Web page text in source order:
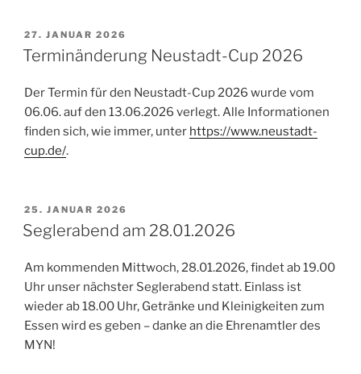
VERÖFFENTLICHT
AM
27. JANUAR 2026
Terminänderung Neustadt-Cup 2026
Der Termin für den Neustadt-Cup 2026 wurde vom
06.06. auf den 13.06.2026 verlegt. Alle Informationen
finden sich, wie immer, unter https://www.neustadt-
cup.de/.
VERÖFFENTLICHT
AM
25. JANUAR 2026
Seglerabend am 28.01.2026
Am kommenden Mittwoch, 28.01.2026, findet ab 19.00
Uhr unser nächster Seglerabend statt. Einlass ist
wieder ab 18.00 Uhr, Getränke und Kleinigkeiten zum
Essen wird es geben – danke an die Ehrenamtler des
MYN!